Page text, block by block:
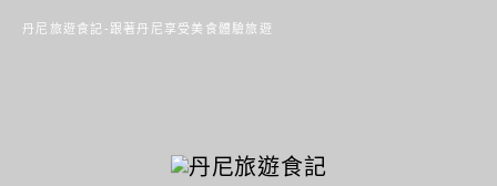
丹尼旅遊食記-跟著丹尼享受美食體驗旅遊